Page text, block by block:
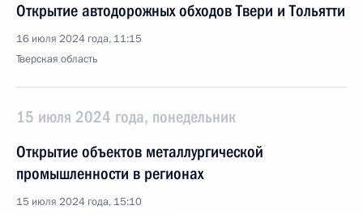
Открытие автодорожных обходов Твери и Тольятти
16 июля 2024 года, 11:15
Тверская область
15 июля 2024 года, понедельник
Открытие объектов металлургической
промышленности в регионах
15 июля 2024 года, 15:10